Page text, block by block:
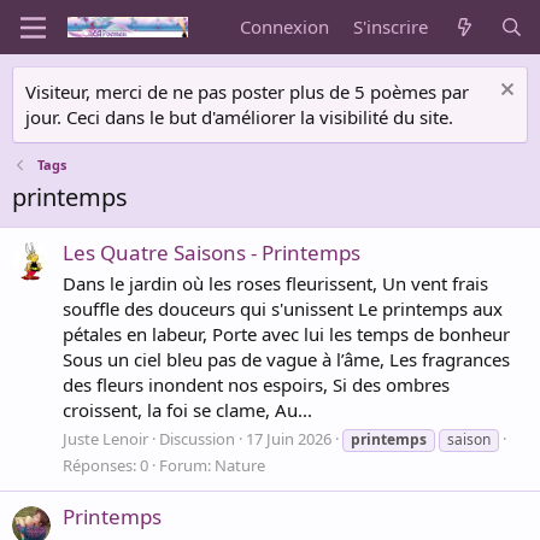
Connexion S'inscrire
Visiteur, merci de ne pas poster plus de 5 poèmes par
jour. Ceci dans le but d'améliorer la visibilité du site.
Tags
printemps
Les Quatre Saisons - Printemps
Dans le jardin où les roses fleurissent, Un vent frais
souffle des douceurs qui s'unissent Le printemps aux
pétales en labeur, Porte avec lui les temps de bonheur
Sous un ciel bleu pas de vague à l’âme, Les fragrances
des fleurs inondent nos espoirs, Si des ombres
croissent, la foi se clame, Au...
Juste Lenoir Discussion 17 Juin 2026 printemps saison
Réponses: 0 Forum: Nature
Printemps